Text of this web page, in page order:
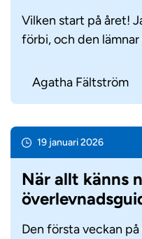
Vilken start på året!
förbi, och den
Agatha Fältström
19 januari 2026
När allt känns
Den första veckan